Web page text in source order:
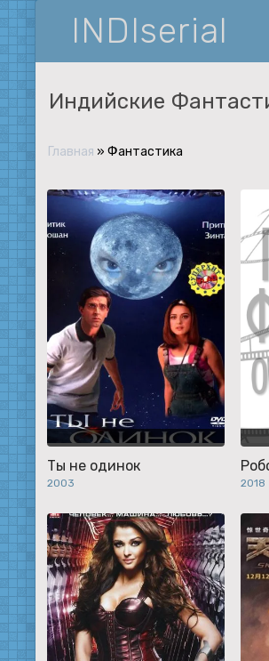
INDIserial
Индийские
Главная » Фантастика
Ты не одинок
2003 2018